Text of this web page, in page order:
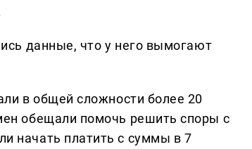
данные, что у него вымогают
в общей сложности более 20
обещали помочь решить споры с
начать платить с суммы в 7